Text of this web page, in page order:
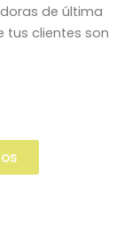
de última
tus clientes son